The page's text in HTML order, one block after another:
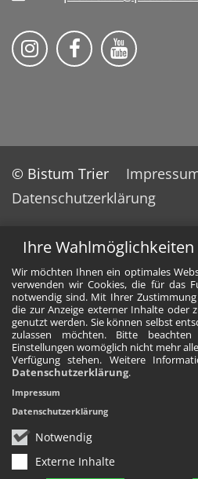
Ihre
Wir möchten Ihnen ein optimales
verwenden wir Cookies, die für das
notwendig sind. Mit Ihrer
die zur Anzeige externer Inhalte oder
genutzt werden. Sie können selbst
zulassen möchten. Bitte
Einstellungen womöglich nicht mehr
Verfügung stehen. Weitere
Datenschutzerklärung.
Notwendig
Externe Inhalte
Impressum
Datenschutzerklärung
Bistum Trier auf
Bistum Trier
Bistum
© Bistum Trier
Datenschutzerklärung